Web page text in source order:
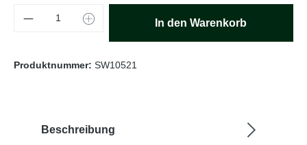
Produkt Anzahl: Gib den gewünschten
In den Warenkorb
Produktnummer: SW10521
Beschreibung